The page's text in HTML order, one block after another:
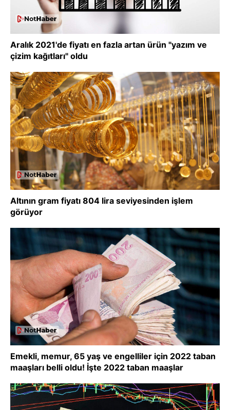
Aralık 2021'de fiyatı en fazla artan ürün "yazım ve
çizim kağıtları" oldu
Altının gram fiyatı 804 lira seviyesinden işlem
görüyor
Emekli, memur, 65 yaş ve engelliler için 2022 taban
maaşları belli oldu! İşte 2022 taban maaşlar